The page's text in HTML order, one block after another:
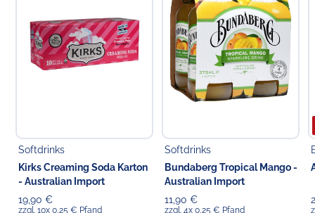
Pfandpflichtiger Artikel (0,25 € Einwegpfand pro
Flasche bzw. Dose).
Pfand wird je nach vorliegendem Angebotsformat
entweder zzgl. erhoben (wenn separat ausgewiesen)
oder ist bereits im Preis inkludiert (wenn nicht separat
Choppy's Food & Non-Food GmbH
Koldingstr. 1B
22769 Hamburg
Softdrinks
Kirks Creaming Soda Karton
- Australian Import
19,90 €
zzgl. 10x 0,25 € Pfand
Softdrinks
Bundaberg Tropical Mango -
Australian Import
11,90 €
zzgl. 4x 0,25 € Pfand